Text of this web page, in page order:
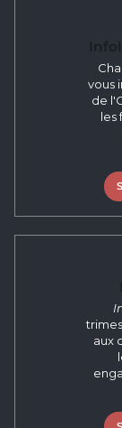
vous
de
les
aux